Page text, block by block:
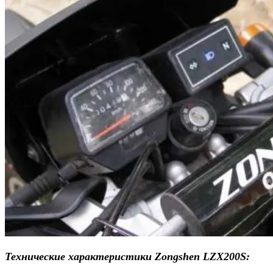
Технические характеристики Zongshen LZX200S: